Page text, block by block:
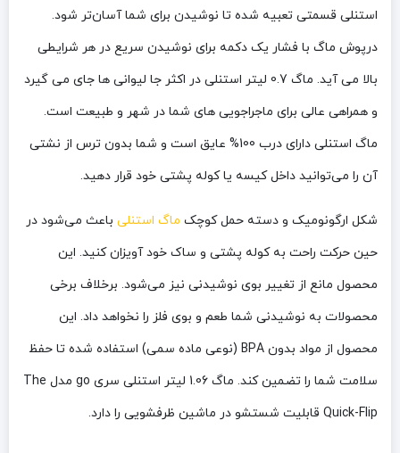
استنلی قسمتی تعبیه شده تا نوشیدن برای شما آسان‌تر شود.
درپوش ماگ با فشار یک دکمه برای نوشیدن سریع در هر شرایطی
بالا می آید. ماگ 0.7 لیتر استنلی در اکثر جا لیوانی ها جای می گیرد
و همراهی عالی برای ماجراجویی های شما در شهر و طبیعت است.
ماگ استنلی دارای درب 100% عایق است و شما بدون ترس از نشتی
آن را می‌توانید داخل کیسه یا کوله پشتی خود قرار دهید.
شکل ارگونومیک و دسته حمل کوچک ماگ استنلی باعث می‌شود در
حین حرکت راحت به کوله پشتی و ساک خود آویزان کنید. این
محصول مانع از تغییر بوی نوشیدنی نیز می‌شود. برخلاف برخی
محصولات به نوشیدنی شما طعم و بوی فلز را نخواهد داد. این
محصول از مواد بدون BPA (نوعی ماده سمی) استفاده شده تا حفظ
سلامت شما را تضمین کند. ماگ 1.06 لیتر استنلی سری go مدل The
Quick-Flip قابلیت شستشو در ماشین ظرفشویی را دارد.